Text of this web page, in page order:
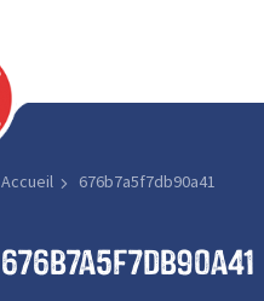
Accueil 676b7a5f7db90a41
676b7a5f7db90a41